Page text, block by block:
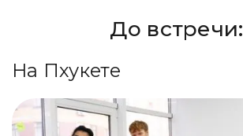
До встречи:
На Пхукете